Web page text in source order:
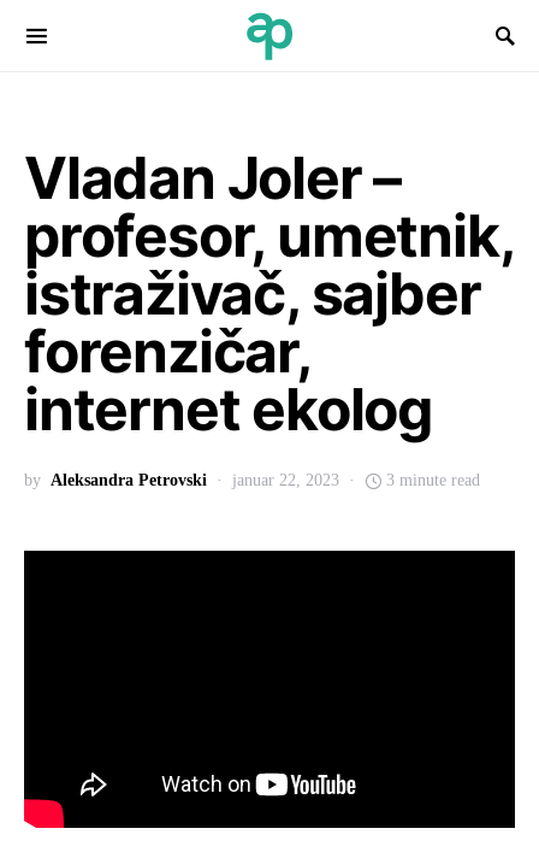
Search for:
Vladan Joler –
profesor, umetnik,
istraživač, sajber
forenzičar,
internet ekolog
by Aleksandra Petrovski januar 22, 2023 3 minute read